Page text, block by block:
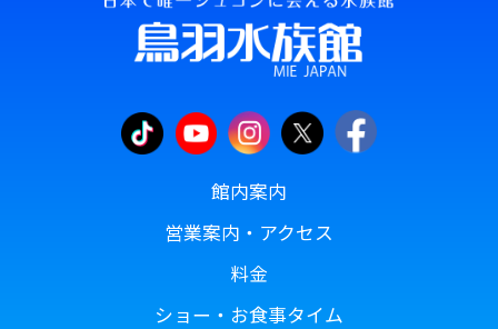
館内案内
営業案内・アクセス
料金
ショー・お食事タイム